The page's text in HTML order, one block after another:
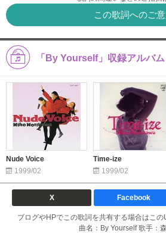
この歌詞へのご
「By Yourself」収録アルバム
Nude Voice
1999/02
Time-ize
1999/02
X Facebook
ブログやHPでこの歌詞を共有する場合はこ
曲名：By Yourself 歌手：